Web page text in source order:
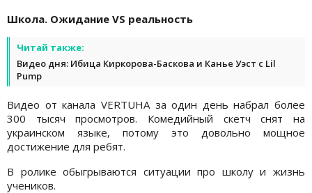
Школа. Ожидание VS реальность
Читай также:
Видео дня: Ибица Киркорова-Баскова и Канье Уэст с Lil
Pump
Видео от канала VERTUHA за один день набрал более
300 тысяч просмотров. Комедийный скетч снят на
украинском языке, потому это довольно мощное
достижение для ребят.
В ролике обыгрываются ситуации про школу и жизнь
учеников.